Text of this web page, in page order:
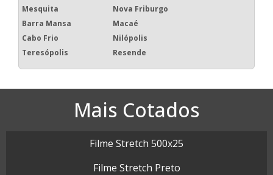
Mesquita
Nova Friburgo
Barra Mansa
Macaé
Cabo Frio
Nilópolis
Teresópolis
Resende
Mais Cotados
Filme Stretch 500x25
Filme Stretch Preto